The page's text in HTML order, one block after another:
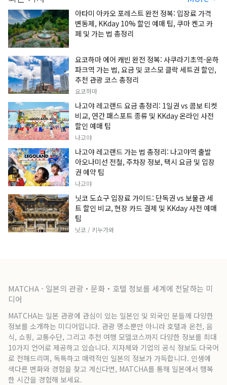
아타미 아카오 포레스트 완전 정복: 입장료 가격
변동제, KKday 10% 할인 예매 팁, 쿠마 켄고 카
페 및 가는 법 총정리
요코하마 에어 캐빈 완전 정복: 사쿠라기초역-운하
파크역 가는 법, 요금 및 코스모 클락 세트권 할인,
추천 관광 코스 총정리
요코하마
나고야 레고랜드 요금 총정리: 1일권 vs 콤보 티켓
비교, 연간 패스포트 종류 및 KKday 온라인 사전
할인 예매 팁
나고야
나고야 레고랜드 가는 법 총정리: 나고야역 출발
아오나미선 전철, 주차장 정보, 택시 요금 및 입장
권 예약 팁
나고야
닛코 도쇼구 입장료 가이드: 단독권 vs 보물관 세
트 할인 비교, 현장 카드 결제 및 KKday 사전 예매
팁
닛코 / 키누가와
MATCHA - 일본의 관광・문화・호텔 정보를 세계에 전달하는 미
디어
MATCHA는 일본 관광에 관심이 있는 일본인 및 외국인 분들께 다양한
정보를 소개하는 미디어입니다. 관광 명소뿐만 아니라 호텔과 온천, 음
식, 쇼핑, 교통수단, 그리고 추천 여행 모델코스까지 다양한 정보를 최대
10가지 언어로 제공하고 있습니다. 지자체와 기업의 공식 정보도 다국어
로 전해드리며, 독특하고 매력적인 일본의 정보가 가득합니다. 인생에
색다른 변화와 경험을 찾고 계신다면, MATCHA를 통해 일본에서 행복
한 시간을 경험해 보세요.